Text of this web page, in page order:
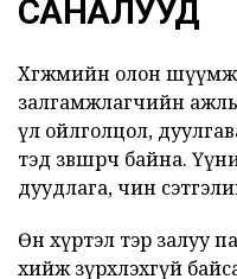
САНАЛУУД
Хөгжмийн олон
залгамжлагчийн
үл ойлголцол,
тэд зөвшөөрч байна.
дуудлага, чин
Өнөө хүртэл тэр
хийж зүрхлэхгүй